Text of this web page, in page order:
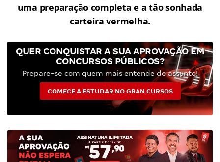
uma preparação completa e a tão sonhada
carteira vermelha.
QUER CONQUISTAR A SUA APROVAÇÃO EM
CONCURSOS PÚBLICOS?
Prepare-se com quem mais entende do assunto!
COMECE A ESTUDAR NO GRAN CURSOS